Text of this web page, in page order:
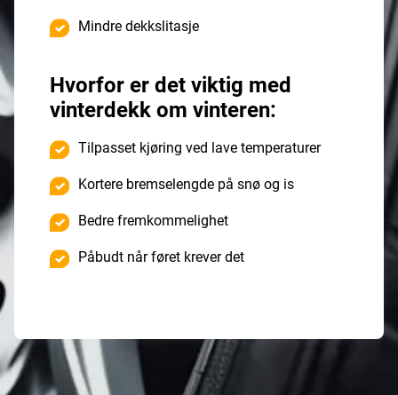
Mindre dekkslitasje
Hvorfor er det viktig med
vinterdekk om vinteren:
Tilpasset kjøring ved lave temperaturer
Kortere bremselengde på snø og is
Bedre fremkommelighet
Påbudt når føret krever det